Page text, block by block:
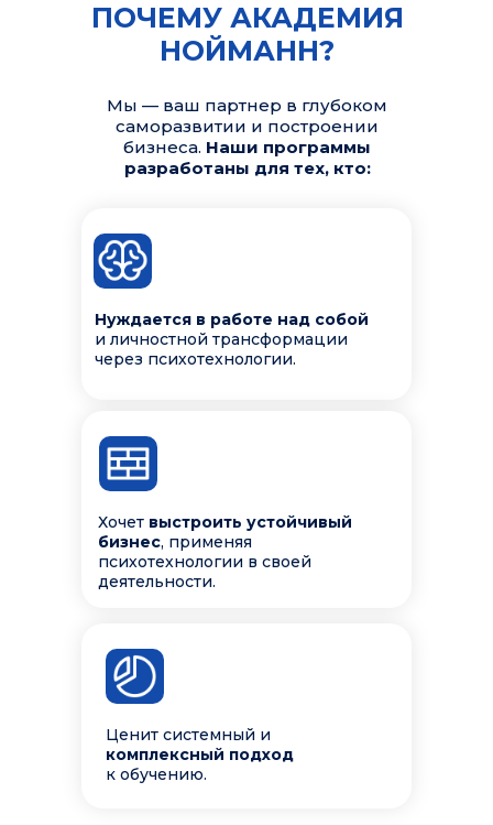
Нуждается в работе над собой
и личностной трансформации
через психотехнологии.
ПОЧЕМУ АКАДЕМИЯ
НОЙМАНН?
Хочет выстроить устойчивый
бизнес, применяя
психотехнологии в своей
деятельности.
Ценит системный и
комплексный подход
к обучению.
Мы — ваш партнер в глубоком
саморазвитии и построении
бизнеса. Наши программы
разработаны для тех, кто: